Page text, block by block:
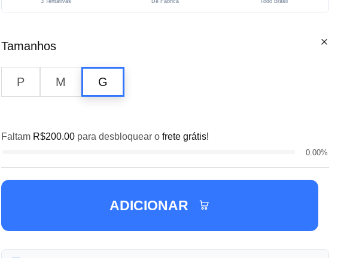
3 Tentativas De Fábrica Todo Brasil
Tamanhos
P M G
Faltam R$200.00para desbloquear ofrete grátis!
0.00%
ADICIONAR
A